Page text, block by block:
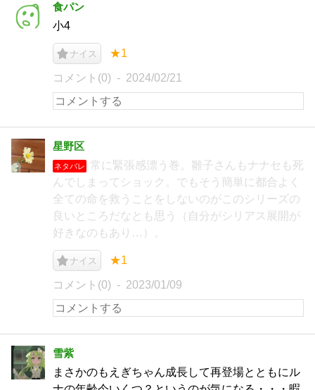
食パン
小4
ナイス ★1
コメント(0) 2024/02/21
星野区
ネタバレ
常に緊張感漂う巻。雛子さんもナナセも死
んでしまってショック。でもそう簡単に都合よく
全ての命を救うことをしないのがこのシリーズの
良いところだなとも思う（自分がシリアス展開が
好きなのもあり…）。
ナイス ★1
コメント(0) 2023/01/09
雪紫
まさかのもえぎちゃん成長して再登場とともにル